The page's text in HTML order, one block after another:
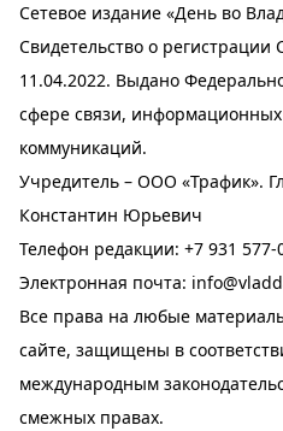
Сетевое издание «День во
Свидетельство о
11.04.2022. Выдано
сфере связи,
коммуникаций.
Учредитель – ООО «Трафик».
Константин Юрьевич
Телефон редакции: +7 931 577-
Электронная почта:
Все права на любые
сайте, защищены в
международным
смежных правах.